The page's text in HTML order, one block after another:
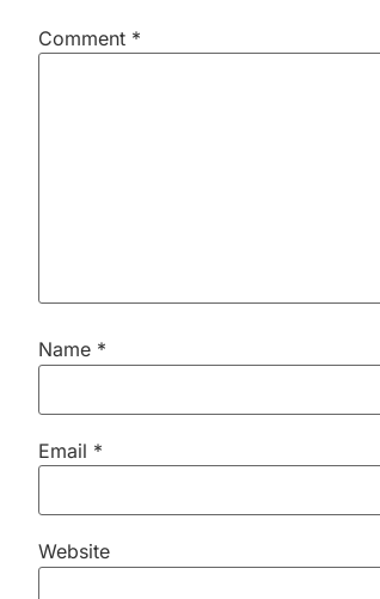
Comment *
Name *
Email *
Website